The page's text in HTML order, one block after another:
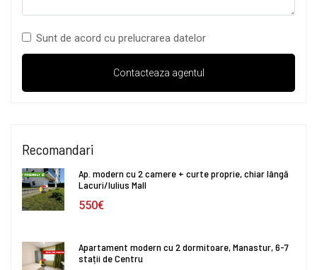
Sunt de acord cu prelucrarea datelor
Recomandari
Ap. modern cu 2 camere + curte proprie, chiar lângă
Lacuri/Iulius Mall
550€
Apartament modern cu 2 dormitoare, Manastur, 6-7
stații de Centru